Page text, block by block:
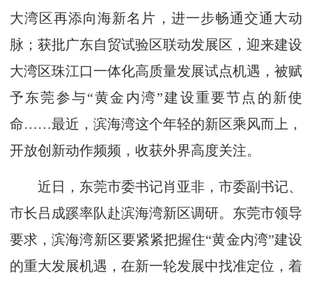
大湾区再添向海新名片，进一步畅通交通大动
脉；获批广东自贸试验区联动发展区，迎来建设
大湾区珠江口一体化高质量发展试点机遇，被赋
予东莞参与“黄金内湾”建设重要节点的新使
命……最近，滨海湾这个年轻的新区乘风而上，
开放创新动作频频，收获外界高度关注。
近日，东莞市委书记肖亚非，市委副书记、
市长吕成蹊率队赴滨海湾新区调研。东莞市领导
要求，滨海湾新区要紧紧把握住“黄金内湾”建设
的重大发展机遇，在新一轮发展中找准定位，着